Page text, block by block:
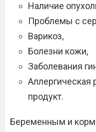
Наличие
Проблемы с
Варикоз,
Болезни кожи,
Заболевания
Аллергическая
продукт.
Беременным и